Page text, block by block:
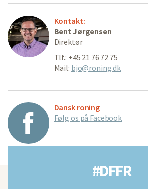
Kontakt:
Bent Jørgensen
Direktør
Tlf.: +45 21 76 72 75
Mail: bjo@roning.dk
Dansk roning
Følg os på Facebook
#DFFR